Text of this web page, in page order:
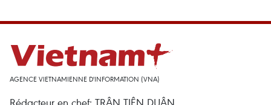
AGENCE VIETNAMIENNE D'INFORMATION (VNA)